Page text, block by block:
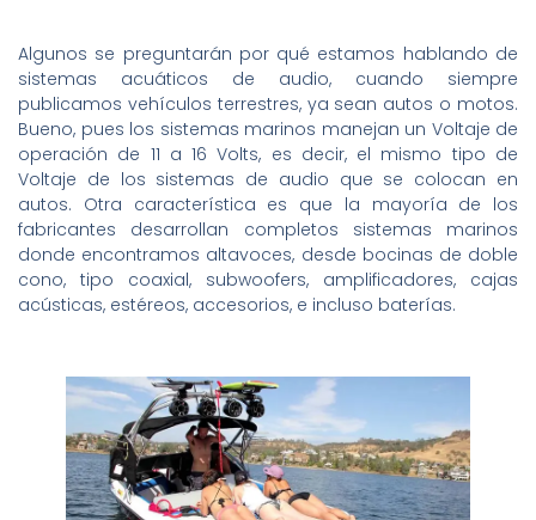
Algunos se preguntarán por qué estamos hablando de
sistemas acuáticos de audio, cuando siempre
publicamos vehículos terrestres, ya sean autos o motos.
Bueno, pues los sistemas marinos manejan un Voltaje de
operación de 11 a 16 Volts, es decir, el mismo tipo de
Voltaje de los sistemas de audio que se colocan en
autos. Otra característica es que la mayoría de los
fabricantes desarrollan completos sistemas marinos
donde encontramos altavoces, desde bocinas de doble
cono, tipo coaxial, subwoofers, amplificadores, cajas
acústicas, estéreos, accesorios, e incluso baterías.